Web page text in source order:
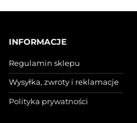
INFORMACJE
Regulamin sklepu
Wysyłka, zwroty i reklamacje
Polityka prywatności